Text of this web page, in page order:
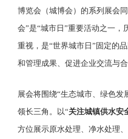
博览会（城博会）的系列展会
会”是“城市日”重要活动之一，
重视，是“世界城市日”固定的
和管理成果、促进企业交流与
展会将围绕“生态城市、绿色发
领长三角。以“关注城镇供水安
方位展示原水处理、净水处理